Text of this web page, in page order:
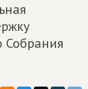
Собрания